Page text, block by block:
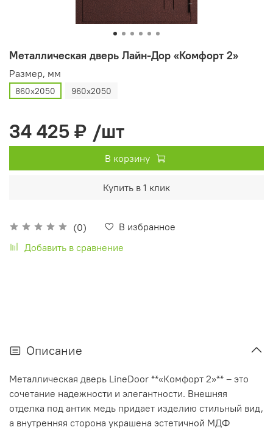
Металлическая дверь Лайн-Дор «Комфорт 2»
(0)
В избранное
Добавить в сравнение
Размер, мм
860х2050 960х2050
34 425 ₽ /шт
В корзину
Купить в 1 клик
Описание
Металлическая дверь LineDoor **«Комфорт 2»** – это
сочетание надежности и элегантности. Внешняя
отделка под антик медь придает изделию стильный вид,
а внутренняя сторона украшена эстетичной МДФ